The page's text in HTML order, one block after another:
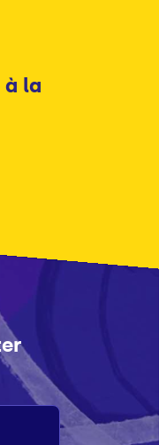
à la